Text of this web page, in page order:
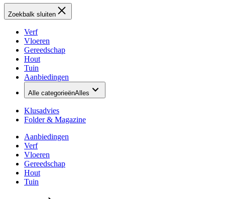
Zoekbalk sluiten
Verf
Vloeren
Gereedschap
Hout
Tuin
Aanbiedingen
Alle categorieënAlles
Klusadvies
Folder & Magazine
Aanbiedingen
Verf
Vloeren
Gereedschap
Hout
Tuin